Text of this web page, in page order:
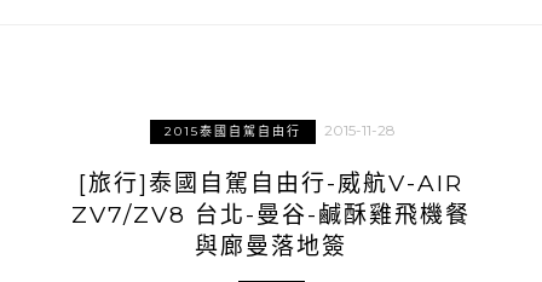
2015泰國自駕自由行 2015-11-28
[旅行]泰國自駕自由行-威航V-AIR
ZV7/ZV8 台北-曼谷-鹹酥雞飛機餐
與廊曼落地簽